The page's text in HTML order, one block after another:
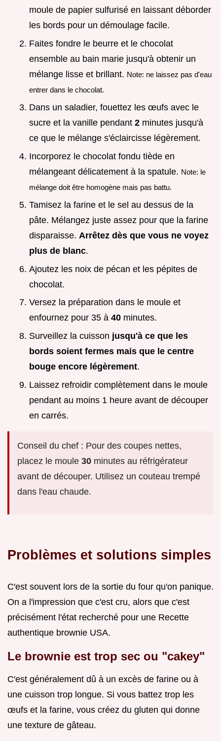
moule de papier sulfurisé en laissant déborder
les bords pour un démoulage facile.
Faites fondre le beurre et le chocolat
ensemble au bain marie jusqu'à obtenir un
mélange lisse et brillant. Note: ne laissez pas d'eau
entrer dans le chocolat.
Dans un saladier, fouettez les œufs avec le
sucre et la vanille pendant 2 minutes jusqu'à
ce que le mélange s'éclaircisse légèrement.
Incorporez le chocolat fondu tiède en
mélangeant délicatement à la spatule. Note: le
mélange doit être homogène mais pas battu.
Tamisez la farine et le sel au dessus de la
pâte. Mélangez juste assez pour que la farine
disparaisse. Arrêtez dès que vous ne voyez
plus de blanc.
Ajoutez les noix de pécan et les pépites de
chocolat.
Versez la préparation dans le moule et
enfournez pour 35 à 40 minutes.
Surveillez la cuisson jusqu'à ce que les
bords soient fermes mais que le centre
bouge encore légèrement.
Laissez refroidir complètement dans le moule
pendant au moins 1 heure avant de découper
en carrés.
Conseil du chef : Pour des coupes nettes,
placez le moule 30 minutes au réfrigérateur
avant de découper. Utilisez un couteau trempé
dans l'eau chaude.
Problèmes et solutions simples
C'est souvent lors de la sortie du four qu'on panique.
On a l'impression que c'est cru, alors que c'est
précisément l'état recherché pour une Recette
authentique brownie USA.
Le brownie est trop sec ou "cakey"
C'est généralement dû à un excès de farine ou à
une cuisson trop longue. Si vous battez trop les
œufs et la farine, vous créez du gluten qui donne
une texture de gâteau.